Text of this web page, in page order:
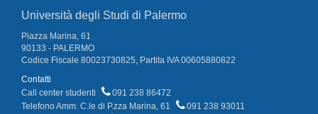
Università degli Studi di Palermo
Piazza Marina, 61
90133 - PALERMO
Codice Fiscale 80023730825, Partita IVA 00605880822
Contatti
Call center studenti
091 238 86472
Telefono Amm. C.le di P.zza Marina, 61
091 238 93011